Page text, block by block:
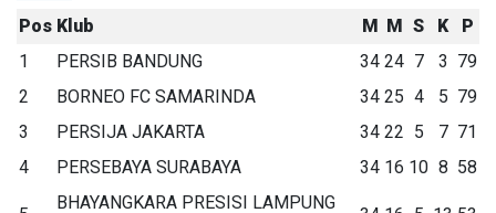
Pos Klub M M S K
P
1
PERSIB BANDUNG 34 24 7 3 79
2
BORNEO FC SAMARINDA 34 25 4 5 79
3
PERSIJA JAKARTA 34 22 5 7 71
4
PERSEBAYA SURABAYA 34 16 10 8 58
BHAYANGKARA PRESISI LAMPUNG